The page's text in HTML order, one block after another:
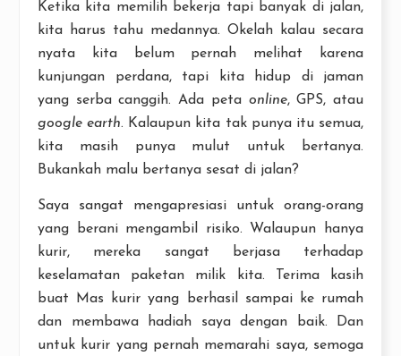
Ketika kita memilih bekerja tapi banyak di jalan,
kita harus tahu medannya. Okelah kalau secara
nyata kita belum pernah melihat karena
kunjungan perdana, tapi kita hidup di jaman
yang serba canggih. Ada peta online, GPS, atau
google earth. Kalaupun kita tak punya itu semua,
kita masih punya mulut untuk bertanya.
Bukankah malu bertanya sesat di jalan?
Saya sangat mengapresiasi untuk orang-orang
yang berani mengambil risiko. Walaupun hanya
kurir, mereka sangat berjasa terhadap
keselamatan paketan milik kita. Terima kasih
buat Mas kurir yang berhasil sampai ke rumah
dan membawa hadiah saya dengan baik. Dan
untuk kurir yang pernah memarahi saya, semoga